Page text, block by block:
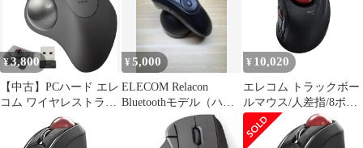
¥3,800
【中古】PCハード エレ
コム ワイヤレストラッ
クボール IST 5ボタン
(ブラック)[M-
¥5,000
ELECOM Relacon
Bluetoothモデル（ハン
ディトラックボール）
¥ 10,020
エレコム トラックボー
ルマウス/人差指/8ボタ
ン/有線/無線/Bluetooth/
ブラック